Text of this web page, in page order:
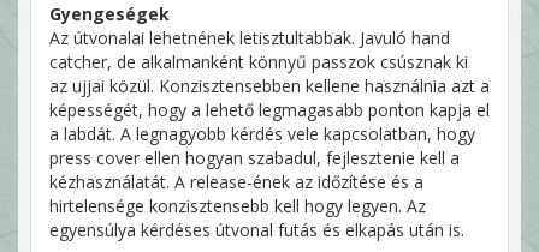
Gyengeségek
Az útvonalai lehetnének letisztultabbak. Javuló hand
catcher, de alkalmanként könnyű passzok csúsznak ki
az ujjai közül. Konzisztensebben kellene használnia azt a
képességét, hogy a lehető legmagasabb ponton kapja el
a labdát. A legnagyobb kérdés vele kapcsolatban, hogy
press cover ellen hogyan szabadul, fejlesztenie kell a
kézhasználatát. A release-ének az időzítése és a
hirtelensége konzisztensebb kell hogy legyen. Az
egyensúlya kérdéses útvonal futás és elkapás után is.